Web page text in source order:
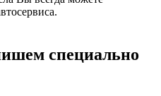
специально